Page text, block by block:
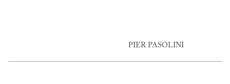
PIER PASOLINI